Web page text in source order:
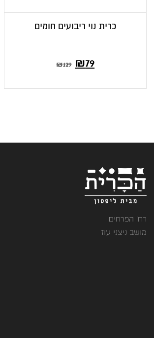
כרית נוי ריבועים חומים
₪129 ₪79
רח' הפרחים
מושב ניצני עוז